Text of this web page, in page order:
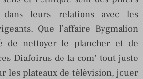
dans leurs relations avec les
Que l’affaire Bygmalion
de nettoyer le plancher et de
Diafoirus de la com’ tout juste
les plateaux de télévision, jouer